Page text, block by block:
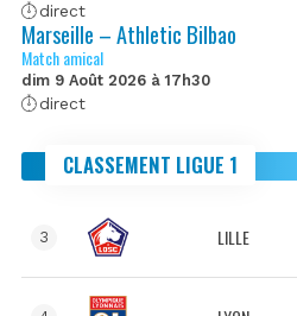
direct
Marseille – Athletic Bilbao
Match amical
dim 9 Août 2026 à 17h30
direct
CLASSEMENT LIGUE 1
3 LILLE